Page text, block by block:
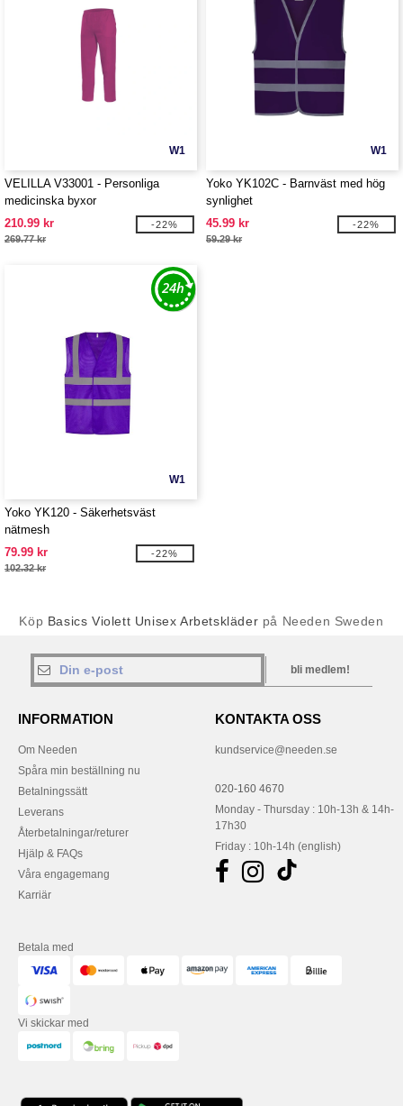
W1
VELILLA V33001 - Personliga
medicinska byxor
210.99 kr
269.77 kr
-22%
W1
Yoko YK102C - Barnväst med hög
synlighet
45.99 kr
59.29 kr
-22%
W1
Yoko YK120 - Säkerhetsväst
nätmesh
79.99 kr
102.32 kr
-22%
Köp Basics Violett Unisex Arbetskläder på Needen Sweden
bli medlem!
INFORMATION
Om Needen
Spåra min beställning nu
Betalningssätt
Leverans
Återbetalningar/returer
Hjälp & FAQs
Våra engagemang
Karriär
KONTAKTA OSS
kundservice@needen.se
020-160 4670
Monday - Thursday : 10h-13h & 14h-
17h30
Friday : 10h-14h (english)
Betala med
Vi skickar med